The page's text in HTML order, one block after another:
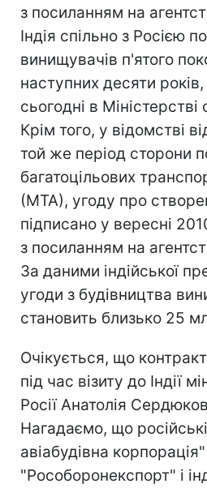
з посиланням на
Індія спільно з Росією
винищувачів п'ятого
наступних десяти
сьогодні в Міністерстві
Крім того, у відомстві
той же період сторони
багатоцільових
(МТА), угоду про
підписано у вересні
з посиланням на
За даними індійської
угоди з будівництва
становить близько 25
Очікується, що
під час візиту до Індії
Росії Анатолія
Нагадаємо, що
авіабудівна
"Рособоронекспорт" і